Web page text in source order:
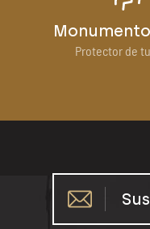
Protector de